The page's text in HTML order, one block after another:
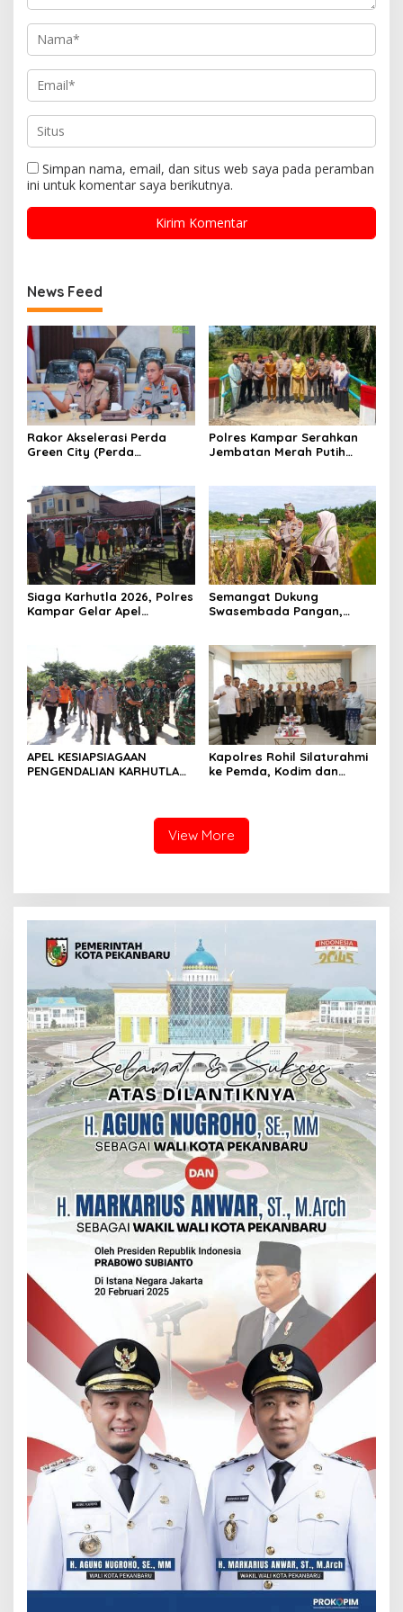
Simpan nama, email, dan situs web saya pada peramban
ini untuk komentar saya berikutnya.
News Feed
Rakor Akselerasi Perda
Green City (Perda
Lingkungan Hidup Kota
Pekanbaru dan Tim Pakar
Polres Kampar Serahkan
Jembatan Merah Putih
Siaga Karhutla 2026, Polres
Kampar Gelar Apel
Semangat Dukung
Swasembada Pangan,
Sendayan
APEL KESIAPSIAGAAN
PENGENDALIAN KARHUTLA
KEMARAU DAN POTENSI EL
Kapolres Rohil Silaturahmi
ke Pemda, Kodim dan
View More